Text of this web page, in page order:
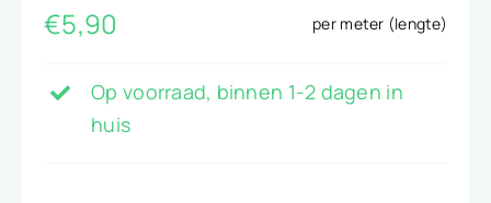
€5,90 per meter (lengte)
Op voorraad, binnen 1-2 dagen in
huis